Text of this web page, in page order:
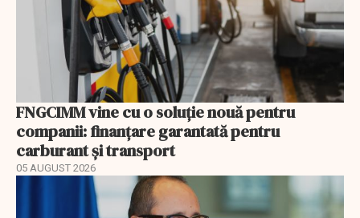
FNGCIMM vine cu o soluție nouă pentru
companii: finanțare garantată pentru
carburant și transport
05 AUGUST 2026